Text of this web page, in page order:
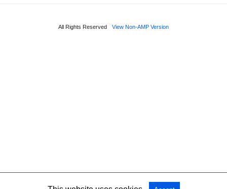
All Rights Reserved View Non-AMP Version